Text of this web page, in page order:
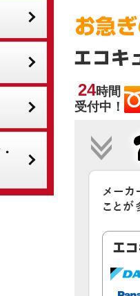
24時間
受付中！